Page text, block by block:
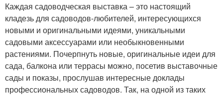
Каждая садоводческая выставка – это настоящий
кладезь для садоводов-любителей, интересующихся
новыми и оригинальными идеями, уникальными
садовыми аксессуарами или необыкновенными
растениями. Почерпнуть новые, оригинальные идеи для
сада, балкона или террасы можно, посетив выставочные
сады и показы, прослушав интересные доклады
профессиональных садоводов. Так, на одной из таких